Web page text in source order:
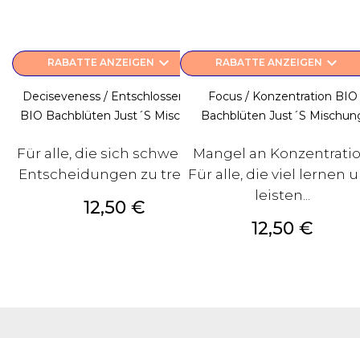
RABATTE ANZEIGEN keyboard_arrow_down
Deciseveness / Entschlossenheit
BIO Bachblüten Just´s Mischung
Für alle, die sich schwer tun
Entscheidungen zu treffen.
Preis
12,50 €
RABATTE ANZEIGEN keyboard_arrow_down
Focus / Konzentration BIO
Bachblüten Just´s
Mangel an
Für alle, die viel lernen
leisten...
Preis
12,50 €